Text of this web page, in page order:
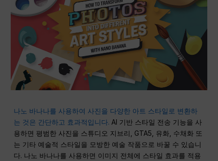
나노 바나나를 사용하여 사진을 다양한 아트 스타일로 변환하
는 것은 간단하고 효과적입니다. AI 기반 스타일 전송 기능을 사
용하면 평범한 사진을 스튜디오 지브리, GTA5, 유화, 수채화 또
는 기타 예술적 스타일을 모방한 예술 작품으로 바꿀 수 있습니
다. 나노 바나나를 사용하면 이미지 전체에 스타일 효과를 적용